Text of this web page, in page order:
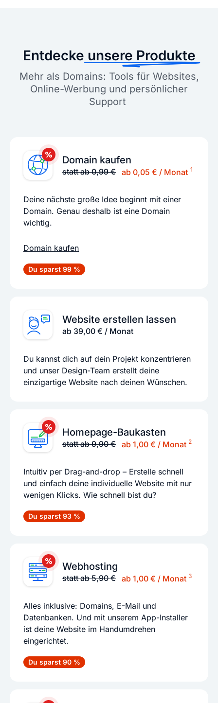
Entdecke unsere Produkte
Mehr als Domains: Tools für Websites,
Online-Werbung und persönlicher
Support
Domain kaufen
statt ab 0,99 € ab 0,05 € / Monat 1
Deine nächste große Idee beginnt mit einer
Domain. Genau deshalb ist eine Domain
wichtig.
Domain kaufen
Du sparst 99 %
Website erstellen lassen
ab 39,00 € / Monat
Du kannst dich auf dein Projekt konzentrieren
und unser Design-Team erstellt deine
einzigartige Website nach deinen Wünschen.
Homepage-Baukasten
statt ab 9,90 € ab 1,00 € / Monat 2
Intuitiv per Drag-and-drop – Erstelle schnell
und einfach deine individuelle Website mit nur
wenigen Klicks. Wie schnell bist du?
Du sparst 93 %
Webhosting
statt ab 5,90 € ab 1,00 € / Monat 3
Alles inklusive: Domains, E-Mail und
Datenbanken. Und mit unserem App-Installer
ist deine Website im Handumdrehen
eingerichtet.
Du sparst 90 %